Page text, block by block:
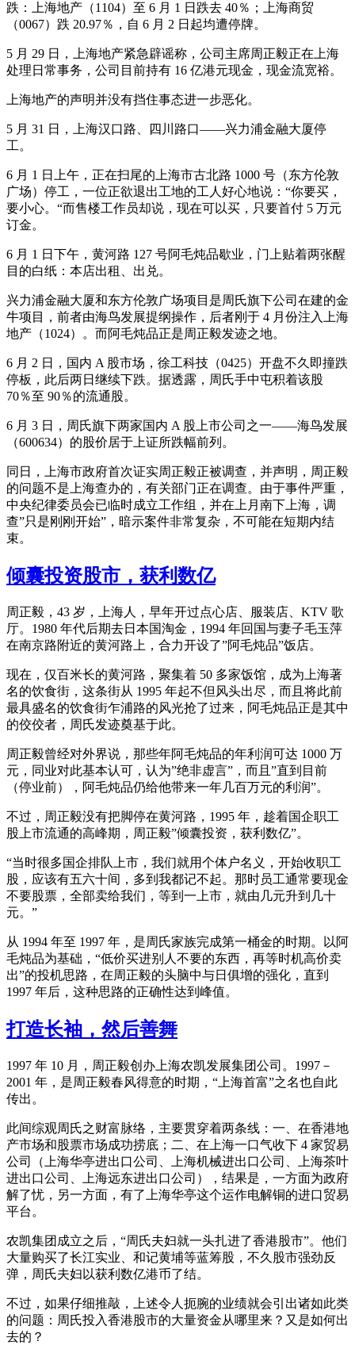
跌：上海地产（1104）至 6 月 1 日跌去 40％；上海商贸
（0067）跌 20.97％，自 6 月 2 日起均遭停牌。
5 月 29 日，上海地产紧急辟谣称，公司主席周正毅正在上海
处理日常事务，公司目前持有 16 亿港元现金，现金流宽裕。
上海地产的声明并没有挡住事态进一步恶化。
5 月 31 日，上海汉口路、四川路口——兴力浦金融大厦停
工。
6 月 1 日上午，正在扫尾的上海市古北路 1000 号（东方伦敦
广场）停工，一位正欲退出工地的工人好心地说：“你要买，
要小心。“而售楼工作员却说，现在可以买，只要首付 5 万元
订金。
6 月 1 日下午，黄河路 127 号阿毛炖品歇业，门上贴着两张醒
目的白纸：本店出租、出兑。
兴力浦金融大厦和东方伦敦广场项目是周氏旗下公司在建的金
牛项目，前者由海鸟发展提纲操作，后者刚于 4 月份注入上海
地产（1024）。而阿毛炖品正是周正毅发迹之地。
6 月 2 日，国内 A 股市场，徐工科技（0425）开盘不久即撞跌
停板，此后两日继续下跌。据透露，周氏手中屯积着该股
70％至 90％的流通股。
6 月 3 日，周氏旗下两家国内 A 股上市公司之一——海鸟发展
（600634）的股价居于上证所跌幅前列。
同日，上海市政府首次证实周正毅正被调查，并声明，周正毅
的问题不是上海查办的，有关部门正在调查。由于事件严重，
中央纪律委员会已临时成立工作组，并在上月南下上海，调
查”只是刚刚开始”，暗示案件非常复杂，不可能在短期内结
束。
倾囊投资股市，获利数亿
周正毅，43 岁，上海人，早年开过点心店、服装店、KTV 歌
厅。1980 年代后期去日本国淘金，1994 年回国与妻子毛玉萍
在南京路附近的黄河路上，合力开设了”阿毛炖品”饭店。
现在，仅百米长的黄河路，聚集着 50 多家饭馆，成为上海著
名的饮食街，这条街从 1995 年起不但风头出尽，而且将此前
最具盛名的饮食街乍浦路的风光抢了过来，阿毛炖品正是其中
的佼佼者，周氏发迹奠基于此。
周正毅曾经对外界说，那些年阿毛炖品的年利润可达 1000 万
元，同业对此基本认可，认为”绝非虚言”，而且”直到目前
（停业前），阿毛炖品仍给他带来一年几百万元的利润”。
不过，周正毅没有把脚停在黄河路，1995 年，趁着国企职工
股上市流通的高峰期，周正毅”倾囊投资，获利数亿”。
“当时很多国企排队上市，我们就用个体户名义，开始收职工
股，应该有五六十间，多到我都记不起。那时员工通常要现金
不要股票，全部卖给我们，等到一上市，就由几元升到几十
元。”
从 1994 年至 1997 年，是周氏家族完成第一桶金的时期。以阿
毛炖品为基础，“低价买进别人不要的东西，再等时机高价卖
出”的投机思路，在周正毅的头脑中与日俱增的强化，直到
1997 年后，这种思路的正确性达到峰值。
打造长袖，然后善舞
1997 年 10 月，周正毅创办上海农凯发展集团公司。1997－
2001 年，是周正毅春风得意的时期，“上海首富”之名也自此
传出。
此间综观周氏之财富脉络，主要贯穿着两条线：一、在香港地
产市场和股票市场成功捞底；二、在上海一口气收下 4 家贸易
公司（上海华亭进出口公司、上海机械进出口公司、上海茶叶
进出口公司、上海远东进出口公司），结果是，一方面为政府
解了忧，另一方面，有了上海华亭这个运作电解铜的进口贸易
平台。
农凯集团成立之后，“周氏夫妇就一头扎进了香港股市”。他们
大量购买了长江实业、和记黄埔等蓝筹股，不久股市强劲反
弹，周氏夫妇以获利数亿港币了结。
不过，如果仔细推敲，上述令人扼腕的业绩就会引出诸如此类
的问题：周氏投入香港股市的大量资金从哪里来？又是如何出
去的？